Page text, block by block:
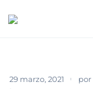
29 marzo, 2021 por